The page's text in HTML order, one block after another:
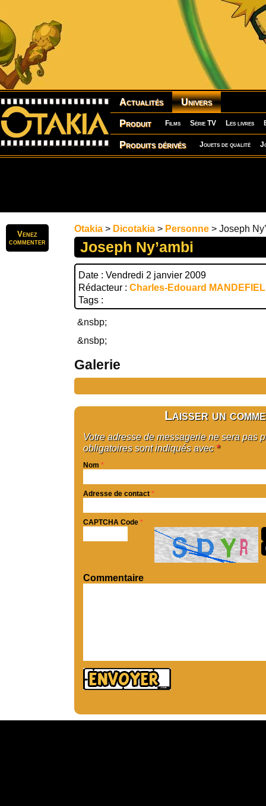
Actualités Univers
Produit Films Série TV Les livres
Produits dérivés Jouets de qualité
Venez
commenter
Otakia > Dicotakia > Personne > Joseph
Joseph Ny’ambi
Date : Vendredi 2 janvier 2009
Rédacteur : Charles-Edouard
Tags :
&nsbp;
&nsbp;
Galerie
Laisser un
Votre adresse de messagerie ne sera pas
obligatoires sont indiqués avec *
Nom *
Adresse de contact *
CAPTCHA Code *
Commentaire